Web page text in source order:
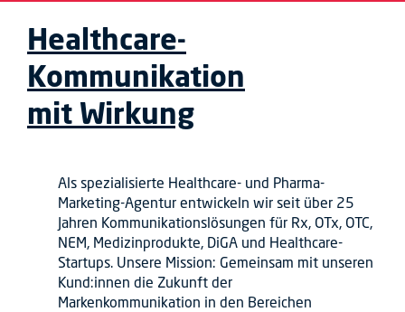
Healthcare-
Kommunikation
mit Wirkung
Als spezialisierte Healthcare- und Pharma-
Marketing-Agentur entwickeln wir seit über 25
Jahren Kommunikationslösungen für Rx, OTx, OTC,
NEM, Medizinprodukte, DiGA und Healthcare-
Startups. Unsere Mission: Gemeinsam mit unseren
Kund:innen die Zukunft der
Markenkommunikation in den Bereichen